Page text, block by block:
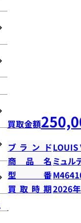
買取金額
ブランドLOUIS
商品名 ミュル
型番
買取時期2026